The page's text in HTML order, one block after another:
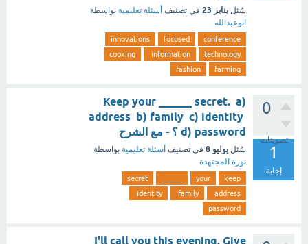
سُئل يناير 23 في تصنيف أسئلة تعليمية بواسطة
ابوعبدالله
conference
focused
innovations
technology
information
cooking
farming
fashion
0
تصويتات
1
إجابة
Keep your ______ secret. a)
address b) family c) identity
d) password ؟ - مع الشرح
سُئل يوليو 8 في تصنيف أسئلة تعليمية بواسطة
نورة المجتهدة
keep
your
secret
address
family
identity
password
I'll call you this evening. Give